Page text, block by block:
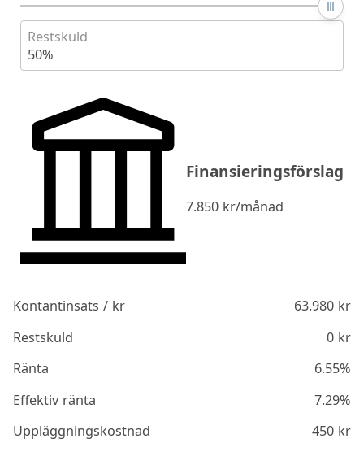
Restskuld
50%
Finansieringsförslag
7.850 kr/månad
Kontantinsats / kr 63.980kr
Restskuld
0kr
Ränta
6.55%
Effektiv ränta
7.29%
Uppläggningskostnad
450kr